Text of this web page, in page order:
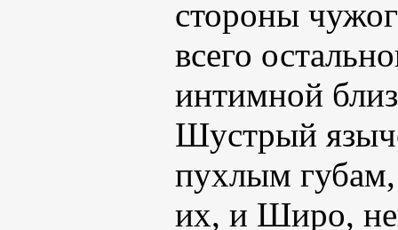
стороны
всего
интимной
Шустрый
пухлым губам,
их, и Широ,